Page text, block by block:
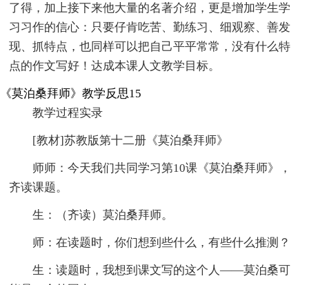
了得，加上接下来他大量的名著介绍，更是增加学生学
习习作的信心：只要仔肯吃苦、勤练习、细观察、善发
现、抓特点，也同样可以把自己平平常常，没有什么特
点的作文写好！达成本课人文教学目标。
《莫泊桑拜师》教学反思15
教学过程实录
[教材]苏教版第十二册《莫泊桑拜师》
师师：今天我们共同学习第10课《莫泊桑拜师》，
齐读课题。
生：（齐读）莫泊桑拜师。
师：在读题时，你们想到些什么，有些什么推测？
生：读题时，我想到课文写的这个人——莫泊桑可